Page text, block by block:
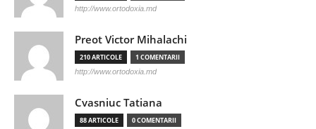
http://www.ortodoxia.md
Preot Victor Mihalachi
210 ARTICOLE 1 COMENTARII
http://www.ortodoxia.md
Cvasniuc Tatiana
88 ARTICOLE 0 COMENTARII